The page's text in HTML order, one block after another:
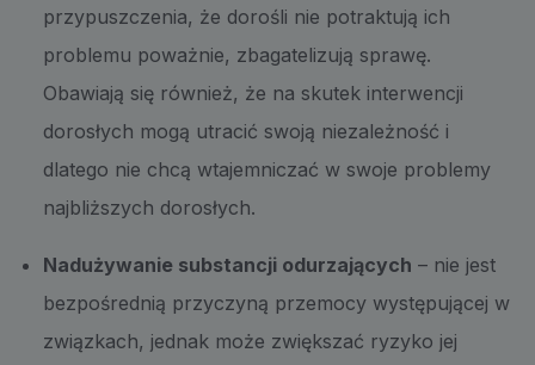
przypuszczenia, że dorośli nie potraktują ich
problemu poważnie, zbagatelizują sprawę.
Obawiają się również, że na skutek interwencji
dorosłych mogą utracić swoją niezależność i
dlatego nie chcą wtajemniczać w swoje problemy
najbliższych dorosłych.
Nadużywanie substancji odurzających – nie jest
bezpośrednią przyczyną przemocy występującej w
związkach, jednak może zwiększać ryzyko jej